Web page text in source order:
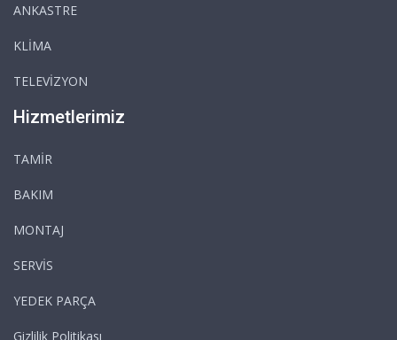
ANKASTRE
KLİMA
TELEVİZYON
Hizmetlerimiz
TAMİR
BAKIM
MONTAJ
SERVİS
YEDEK PARÇA
Gizlilik Politikası